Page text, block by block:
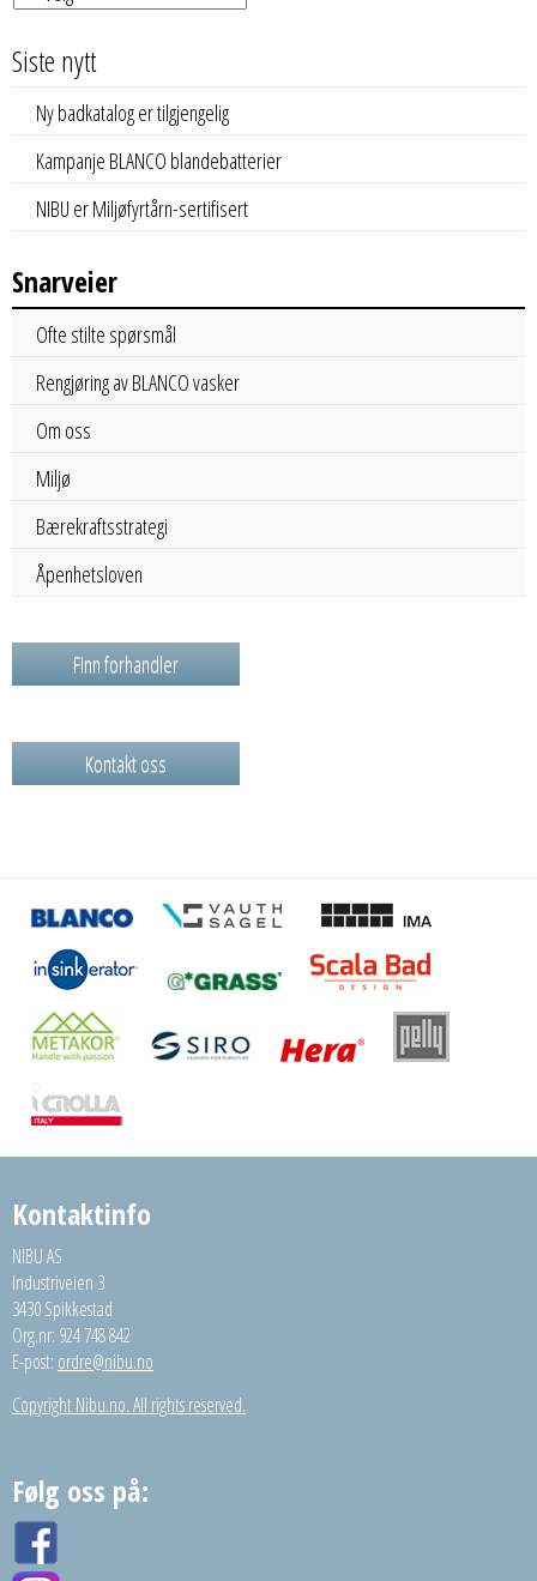
Siste nytt
Ny badkatalog er tilgjengelig
Kampanje BLANCO blandebatterier
NIBU er Miljøfyrtårn-sertifisert
Snarveier
Ofte stilte spørsmål
Rengjøring av BLANCO vasker
Om oss
Miljø
Bærekraftsstrategi
Åpenhetsloven
Finn forhandler
Kontakt oss
Kontaktinfo
NIBU AS
Industriveien 3
3430 Spikkestad
Org.nr: 924 748 842
E-post: ordre@nibu.no
Copyright Nibu.no. All rights reserved.
Følg oss på: